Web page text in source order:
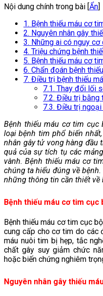
Nội dung chính trong bài [Ẩn]
1. Bệnh thiếu máu cơ
2. Nguyên nhân gây
3. Những ai có nguy
4. Triệu chứng bệnh
5. Bệnh thiếu máu cơ
6. Chẩn đoán bệnh
7. Điều trị bệnh thiếu
7.1. Thay đổi lối
7.2. Điều trị bằng
7.3. Điều trị
Bệnh thiếu máu cơ tim cục
loại bệnh tim phổ biến
nhân gây tử vong hàng đầu
quả của sự tích tụ các
vành. Bệnh thiếu máu cơ
chúng ta hiểu đúng về
những thông tin cần thiết về
Bệnh thiếu máu cơ tim cục
Bệnh thiếu máu cơ tim cục
cung cấp cho cơ tim do các
máu nuôi tim bị hẹp, tắc
chất gây suy giảm chức
hoặc biến chứng nghiêm
Nguyên nhân gây thiếu